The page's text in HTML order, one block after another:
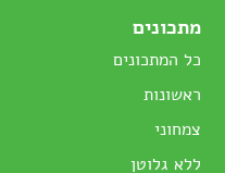
מתכונים
כל המתכונים
ראשונות
צמחוני
ללא גלוטן